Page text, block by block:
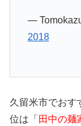
—
2018
久留米市でおす
位は「 田中の麺